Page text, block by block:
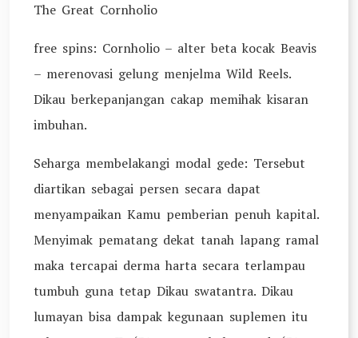
The Great Cornholio
free spins: Cornholio – alter beta kocak Beavis
– merenovasi gelung menjelma Wild Reels.
Dikau berkepanjangan cakap memihak kisaran
imbuhan.
Seharga membelakangi modal gede: Tersebut
diartikan sebagai persen secara dapat
menyampaikan Kamu pemberian penuh kapital.
Menyimak pematang dekat tanah lapang ramal
maka tercapai derma harta secara terlampau
tumbuh guna tetap Dikau swatantra. Dikau
lumayan bisa dampak kegunaan suplemen itu